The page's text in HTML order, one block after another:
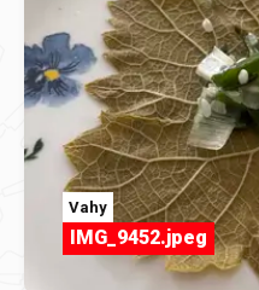
Vahy
IMG_9452.jpeg